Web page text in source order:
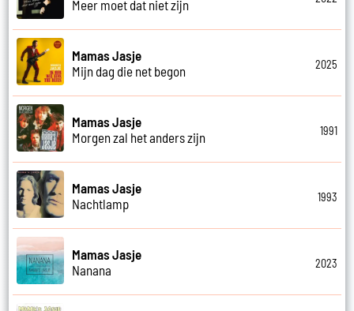
Meer moet dat niet zijn
Mamas Jasje
Mijn dag die net begon
2025
Mamas Jasje
Morgen zal het anders zijn
1991
Mamas Jasje
Nachtlamp
1993
Mamas Jasje
Nanana
2023